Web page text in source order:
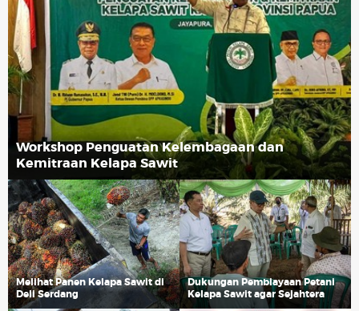
Workshop Penguatan Kelembagaan dan
Kemitraan Kelapa Sawit
Melihat Panen Kelapa Sawit di
Deli Serdang
Dukungan Pembiayaan Petani
Kelapa Sawit agar Sejahtera